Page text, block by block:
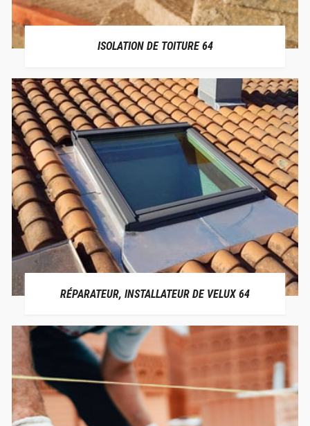
ISOLATION DE TOITURE 64
RÉPARATEUR, INSTALLATEUR DE VELUX 64